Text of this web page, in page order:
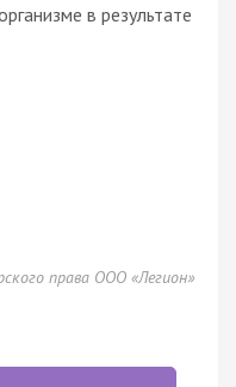
в результате
права ООО «Легион»